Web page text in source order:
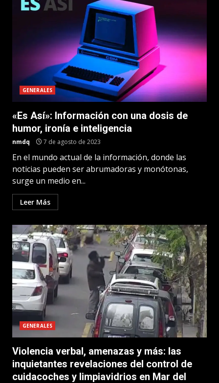
GENERALES
«Es Así»: Información con una dosis de
humor, ironía e inteligencia
nmdq 7 de agosto de 2023
En el mundo actual de la información, donde las
noticias pueden ser abrumadoras y monótonas,
surge un medio en...
Leer Más
GENERALES
Violencia verbal, amenazas y más: las
inquietantes revelaciones del control de
cuidacoches y limpiavidrios en Mar del